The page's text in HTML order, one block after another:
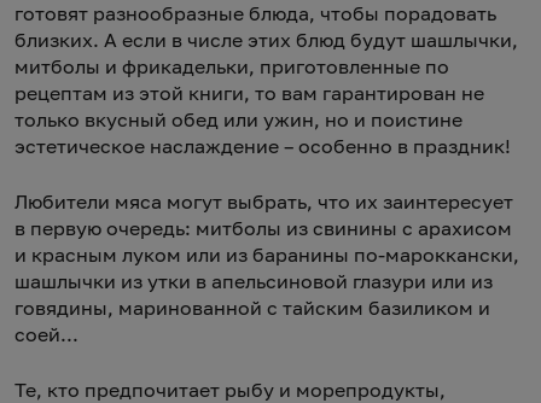
готовят разнообразные блюда, чтобы порадовать
близких. А если в числе этих блюд будут шашлычки,
митболы и фрикадельки, приготовленные по
рецептам из этой книги, то вам гарантирован не
только вкусный обед или ужин, но и поистине
эстетическое наслаждение – особенно в праздник!
Любители мяса могут выбрать, что их заинтересует
в первую очередь: митболы из свинины с арахисом
и красным луком или из баранины по-мароккански,
шашлычки из утки в апельсиновой глазури или из
говядины, маринованной с тайским базиликом и
соей...
Те, кто предпочитает рыбу и морепродукты,